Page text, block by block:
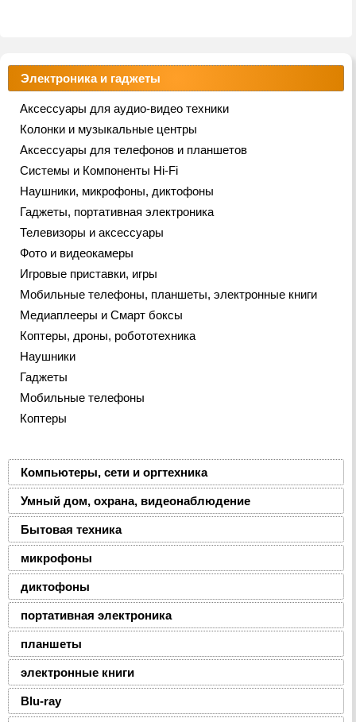
Электроника и гаджеты
Аксессуары для аудио-видео техники
Колонки и музыкальные центры
Аксессуары для телефонов и планшетов
Системы и Компоненты Hi-Fi
Наушники, микрофоны, диктофоны
Гаджеты, портативная электроника
Телевизоры и аксессуары
Фото и видеокамеры
Игровые приставки, игры
Мобильные телефоны, планшеты, электронные книги
Медиаплееры и Смарт боксы
Коптеры, дроны, робототехника
Наушники
Гаджеты
Мобильные телефоны
Коптеры
Компьютеры, сети и оргтехника
Умный дом, охрана, видеонаблюдение
Бытовая техника
микрофоны
диктофоны
портативная электроника
планшеты
электронные книги
Blu-ray